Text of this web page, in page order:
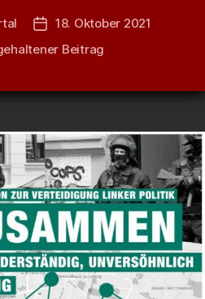
Veröffentlichungsdatum
18. Oktober 2021
Beitrag